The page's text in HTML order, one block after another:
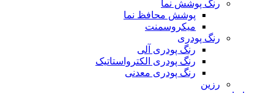
رنگ پوشش نما
پوشش محافظ نما
میکروسمنت
رنگ پودری
رنگ پودری آلی
رنگ پودری الکترواستاتیک
رنگ پودری معدنی
رزین